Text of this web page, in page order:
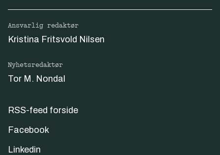
Ansvarlig redaktør
Kristina Fritsvold Nilsen
Nyhetsredaktør
Tor M. Nondal
RSS-feed forside
Facebook
Linkedin